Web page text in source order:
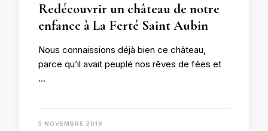
Redécouvrir un château de notre
enfance à La Ferté Saint Aubin
Nous connaissions déjà bien ce château,
parce qu’il avait peuplé nos rêves de fées et
…
5 NOVEMBRE 2016